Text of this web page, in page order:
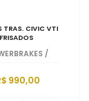
TRAS. CIVIC VTI
FRISADOS
/
990,00